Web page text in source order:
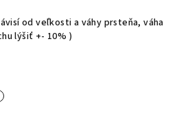
od veľkosti a váhy prsteňa, váha
lýšiť +- 10% )